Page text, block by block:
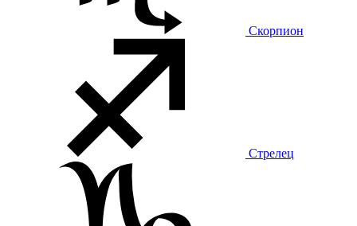
Скорпион
Стрелец